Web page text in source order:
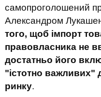
самопроголошений
Александром
того, щоб імпорт
правовласника не
достатньо його
"істотно важливих"
ринку.